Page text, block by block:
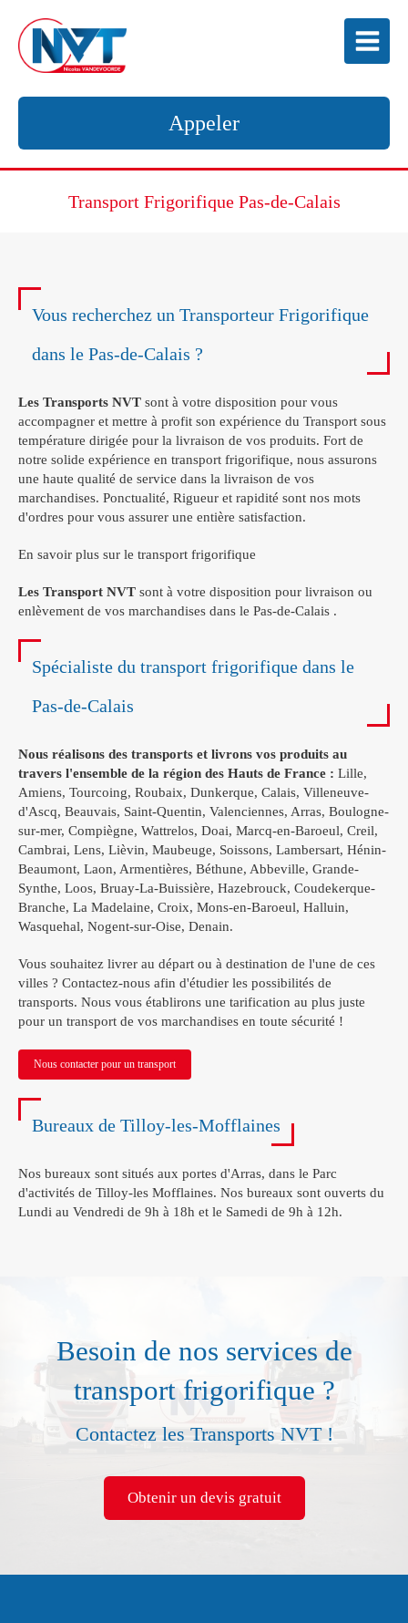
Appeler
Transport Frigorifique Pas-de-Calais
Vous recherchez un Transporteur Frigorifique
dans le Pas-de-Calais ?
Les Transports NVT sont à votre disposition pour vous
accompagner et mettre à profit son expérience du Transport sous
température dirigée pour la livraison de vos produits. Fort de
notre solide expérience en transport frigorifique, nous assurons
une haute qualité de service dans la livraison de vos
marchandises. Ponctualité, Rigueur et rapidité sont nos mots
d'ordres pour vous assurer une entière satisfaction.
En savoir plus sur le transport frigorifique
Les Transport NVT sont à votre disposition pour livraison ou
enlèvement de vos marchandises dans le Pas-de-Calais .
Spécialiste du transport frigorifique dans le
Pas-de-Calais
Nous réalisons des transports et livrons vos produits au
travers l'ensemble de la région des Hauts de France : Lille,
Amiens, Tourcoing, Roubaix, Dunkerque, Calais, Villeneuve-
d'Ascq, Beauvais, Saint-Quentin, Valenciennes, Arras, Boulogne-
sur-mer, Compiègne, Wattrelos, Doai, Marcq-en-Baroeul, Creil,
Cambrai, Lens, Lièvin, Maubeuge, Soissons, Lambersart, Hénin-
Beaumont, Laon, Armentières, Béthune, Abbeville, Grande-
Synthe, Loos, Bruay-La-Buissière, Hazebrouck, Coudekerque-
Branche, La Madelaine, Croix, Mons-en-Baroeul, Halluin,
Wasquehal, Nogent-sur-Oise, Denain.
Vous souhaitez livrer au départ ou à destination de l'une de ces
villes ? Contactez-nous afin d'étudier les possibilités de
transports. Nous vous établirons une tarification au plus juste
pour un transport de vos marchandises en toute sécurité !
Nous contacter pour un transport
Bureaux de Tilloy-les-Mofflaines
Nos bureaux sont situés aux portes d'Arras, dans le Parc
d'activités de Tilloy-les Mofflaines. Nos bureaux sont ouverts du
Lundi au Vendredi de 9h à 18h et le Samedi de 9h à 12h.
Besoin de nos services de
transport frigorifique ?
Contactez les Transports NVT !
Obtenir un devis gratuit